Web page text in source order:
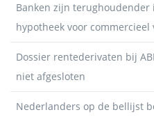
Banken zijn terughoudender
hypotheek voor commercieel
Dossier rentederivaten bij
niet afgesloten
Nederlanders op de bellijst